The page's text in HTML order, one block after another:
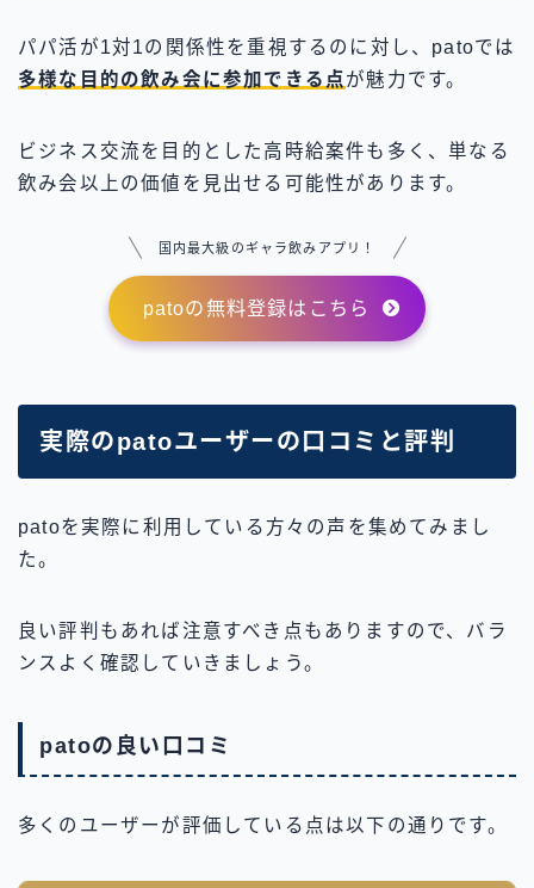
パパ活が1対1の関係性を重視するのに対し、patoでは
多様な目的の飲み会に参加できる点が魅力です。
ビジネス交流を目的とした高時給案件も多く、単なる
飲み会以上の価値を見出せる可能性があります。
国内最大級のギャラ飲みアプリ！
patoの無料登録はこちら
実際のpatoユーザーの口コミと評判
patoを実際に利用している方々の声を集めてみまし
た。
良い評判もあれば注意すべき点もありますので、バラ
ンスよく確認していきましょう。
patoの良い口コミ
多くのユーザーが評価している点は以下の通りです。